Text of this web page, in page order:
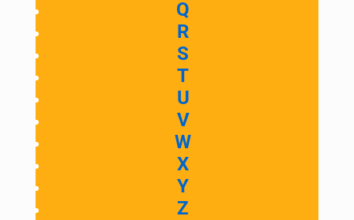
Q
R
S
T
U
V
W
X
Y
Z